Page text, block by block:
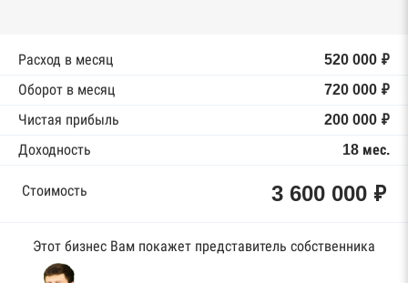
Расход в месяц
520 000 ₽
Оборот в месяц
720 000 ₽
Чистая прибыль
200 000 ₽
Доходность
18 мес.
Стоимость 3 600 000 ₽
Этот бизнес Вам покажет представитель собственника